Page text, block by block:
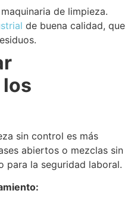
de limpieza.
de buena calidad, que
sin control es más
abiertos o mezclas sin
para la seguridad laboral.